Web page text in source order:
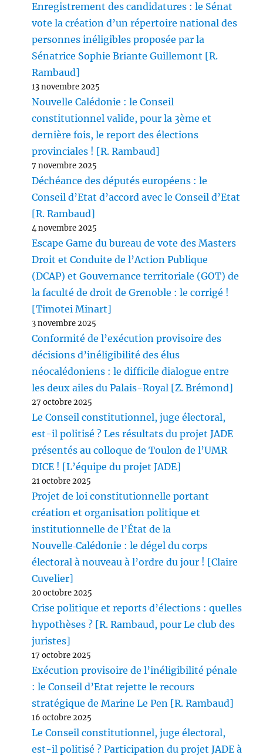
Enregistrement des candidatures : le Sénat
vote la création d’un répertoire national des
personnes inéligibles proposée par la
Sénatrice Sophie Briante Guillemont [R.
Rambaud]
13 novembre 2025
Nouvelle Calédonie : le Conseil
constitutionnel valide, pour la 3ème et
dernière fois, le report des élections
provinciales ! [R. Rambaud]
7 novembre 2025
Déchéance des députés européens : le
Conseil d’Etat d’accord avec le Conseil d’Etat
[R. Rambaud]
4 novembre 2025
Escape Game du bureau de vote des Masters
Droit et Conduite de l’Action Publique
(DCAP) et Gouvernance territoriale (GOT) de
la faculté de droit de Grenoble : le corrigé !
[Timotei Minart]
3 novembre 2025
Conformité de l’exécution provisoire des
décisions d’inéligibilité des élus
néocalédoniens : le difficile dialogue entre
les deux ailes du Palais-Royal [Z. Brémond]
27 octobre 2025
Le Conseil constitutionnel, juge électoral,
est-il politisé ? Les résultats du projet JADE
présentés au colloque de Toulon de l’UMR
DICE ! [L’équipe du projet JADE]
21 octobre 2025
Projet de loi constitutionnelle portant
création et organisation politique et
institutionnelle de l’État de la
Nouvelle‑Calédonie : le dégel du corps
électoral à nouveau à l’ordre du jour ! [Claire
Cuvelier]
20 octobre 2025
Crise politique et reports d’élections : quelles
hypothèses ? [R. Rambaud, pour Le club des
juristes]
17 octobre 2025
Exécution provisoire de l’inéligibilité pénale
: le Conseil d’Etat rejette le recours
stratégique de Marine Le Pen [R. Rambaud]
16 octobre 2025
Le Conseil constitutionnel, juge électoral,
est-il politisé ? Participation du projet JADE à